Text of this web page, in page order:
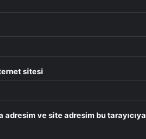
sitesi
adresim ve site adresim bu tarayıcıya